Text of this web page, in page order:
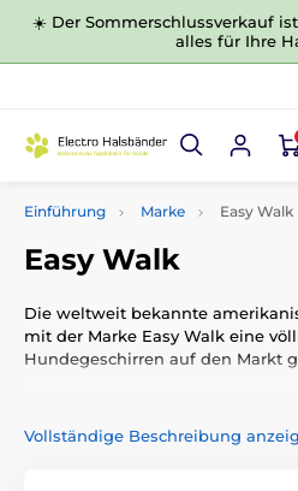
☀️ Der Sommerschlussverkauf
alles für Ihre
Einführung Marke Easy Walk
Easy Walk
Die weltweit bekannte
mit der Marke Easy Walk eine
Hundegeschirren auf den Markt
Hundes. Sie überzeugen durch
Vollständige Beschreibung